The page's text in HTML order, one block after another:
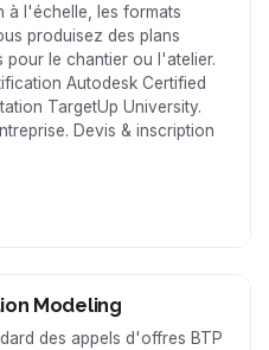
à l'échelle, les formats
produisez des plans
le chantier ou l'atelier.
Autodesk Certified
TargetUp University.
Devis & inscription
Modeling
des appels d'offres BTP